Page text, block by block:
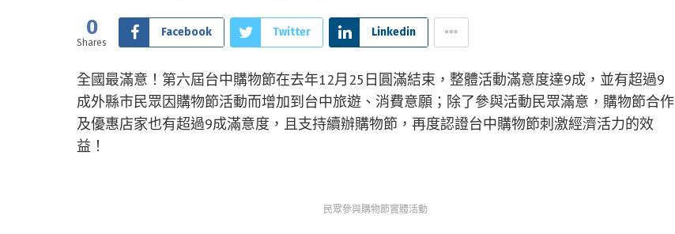
0
Shares
Facebook Twitter Linkedin
全國最滿意！第六屆台中購物節在去年12月25日圓滿結束，整體活動滿意度達9成，並有超過9
成外縣市民眾因購物節活動而增加到台中旅遊、消費意願；除了參與活動民眾滿意，購物節合作
及優惠店家也有超過9成滿意度，且支持續辦購物節，再度認證台中購物節刺激經濟活力的效
益！
民眾參與購物節實體活動